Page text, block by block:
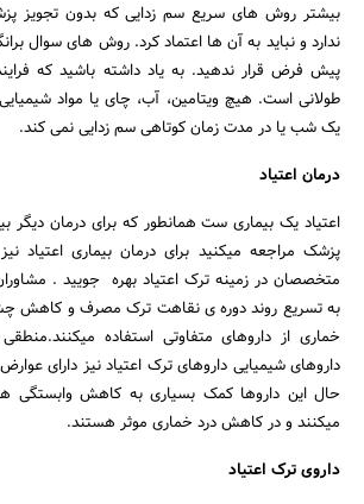
بیشتر روش های سریع سم زدایی که بدون تجویز
ندارد و نباید به آن ها اعتماد کرد. روش های سوال
پیش فرض قرار ندهید. به یاد داشته باشید که
طولانی است. هیچ ویتامین، آب، چای یا مواد
یک شب یا در مدت زمان کوتاهی سم زدایی نمی کند.
درمان اعتیاد
اعتیاد یک بیماری ست همانطور که برای درمان
پزشک مراجعه میکنید برای درمان بیماری اعتیاد
متخصصان در زمینه ترک اعتیاد بهره جویید .
به تسریع روند دوره ی نقاهت ترک مصرف و کاهش
خماری از داروهای متفاوتی استفاده
داروهای شیمیایی داروهای ترک اعتیاد نیز دارای
حال این داروها کمک بسیاری به کاهش وابستگی
میکنند و در کاهش درد خماری موثر هستند.
داروی ترک اعتیاد